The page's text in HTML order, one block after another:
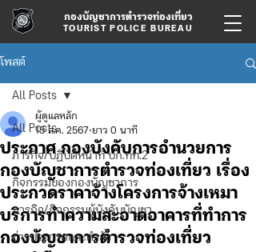
กองบัญชาการตำรวจท่องเที่ยว
TOURIST POLICE BUREAU
โพสต์
All Posts
ภารกิจ/ปฏิบัติหน้าที่ บก.ทท.2
กิจกรรมของกองบัญชาการ
ภารกิจ/กิจกรรมผู้บังคับบัญชา
ข่าวประกาศและคำสั่ง
All Posts
ประกาศ กองบังคับการอำนวยการ
กองบัญชาการตำรวจท่องเที่ยว เรื่อง
ประกวดราคาจ้างโครงการจ้างเหมา
บริการทำความสะอาดอาคารที่ทำการ
กองบัญชาการตำรวจท่องเที่ยว
ผู้ดูแลหลัก
15 ส.ค. 2567 ยาว 0 นาที